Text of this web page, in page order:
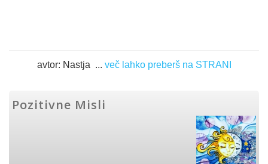
avtor: Nastja ... več lahko preberš na STRANI
Pozitivne Misli